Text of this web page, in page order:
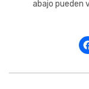
abajo pueden